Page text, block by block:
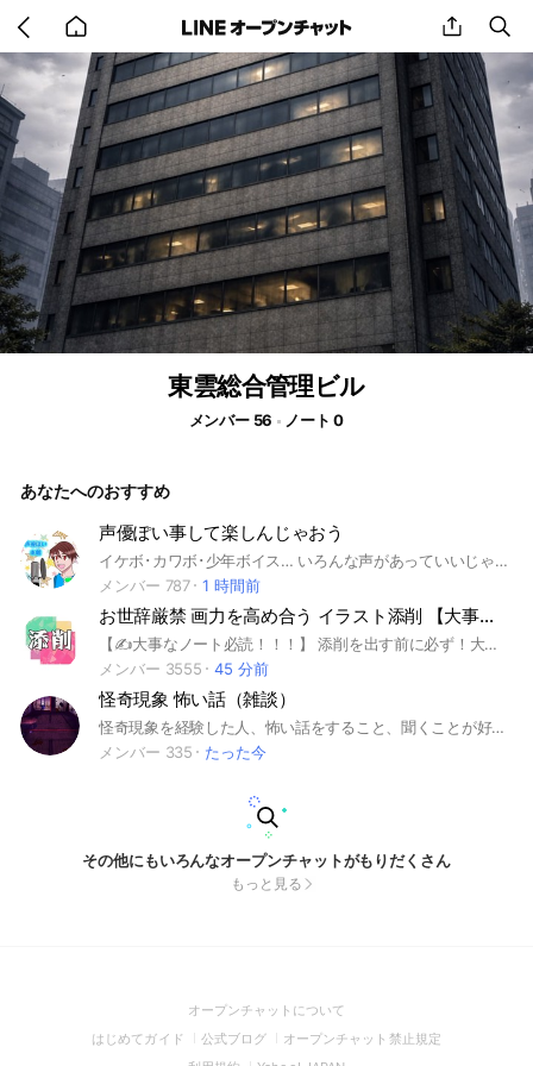
back
to
home
share
東雲総合管理ビル
メンバー 56 ノート 0
あなたへのおすすめ
声優ぽい事して楽しんじゃおう
イケボ･カワボ･少年ボイス… いろんな声があっていいじゃない。 声で誰かを楽しませる。演じてて自分が楽しい。 気軽に楽しく、演技を楽しめればいいなー。 声優志望･アニメ好き･声優好き･声ヲタのみなさん、お待ちしてますよ。
メンバー 787
1 時間前
お世辞厳禁 画力を高め合う イラスト添削 【大事なノート必読】
【✍️大事なノート必読！！！】 添削を出す前に必ず！大事なノートをお読みください！！ （大事なノートは、⬇️この文章とはまた別物です。ノートをご確認下さい。） 【説明】 仲良しごっこではなく画力を高めたい人のみ。 本気で絵が上手くなりたい人が集う場所。 誹謗中傷は禁止。 最低限のマナーは守る。 褒めるとこは褒める。 他のイラストOCとはひと味違う、そんな場所です。 詳しくは大事なノートを！必読です！！！ プロ現役の方やプロレベルの方もいます。 ただただ褒め合いたいだけの人は 違うオープンチャットへ お陰様で2000人を超えました。 試しに入室しても、〜さんが入室しました。 とかは出ないのでお気軽に。 とりあえず様子を見てみて下さいね。 絵が上手くなりたい方、大歓迎です！
メンバー 3555
45 分前
怪奇現象 怖い話（雑談）
怪奇現象を経験した人、怖い話をすること、聞くことが好きな人は気軽に参加してね♪（怖い話のジャンルは問いません） ⚠️重要 参加したら必ず大事なノートの確認をお願いします！ 基本雑談多めとなっています！即抜け、見るだけもOK⭕️タメ口OK⭕️ 荒らし、暴言、他者への迷惑行為、個人のTwitterやTik Tok、インスタのフォローを促す宣伝、スタンプや画像、動画の送りすぎ、下ネタ等は禁止です。管理人や回りの人から注意されたことは聞いて下さい。上記の内容の事を行った場合、厳重注意、又は強制退会とさせて頂きます。また、スパムなどが現れた際は、通報や管理人らを呼ぶなどの対応をお願いします。 #怖い話#意味怖#本当にあった怖い話#ヒトコワ#雑談
メンバー 335
たった今
その他にもいろんなオープンチャットがもりだくさん
もっと見る
オープンチャットについて
in
はじめてガイド
(Open
in
公式ブログ
(Open
in
オープンチャット禁止規定(Open